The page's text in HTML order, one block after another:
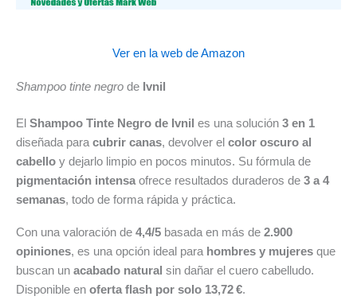
Ver en la web de Amazon
Shampoo tinte negro de Ivnil
El Shampoo Tinte Negro de Ivnil es una solución 3 en 1
diseñada para cubrir canas, devolver el color oscuro al
cabello y dejarlo limpio en pocos minutos. Su fórmula de
pigmentación intensa ofrece resultados duraderos de 3 a 4
semanas, todo de forma rápida y práctica.
Con una valoración de 4,4/5 basada en más de 2.900
opiniones, es una opción ideal para hombres y mujeres que
buscan un acabado natural sin dañar el cuero cabelludo.
Disponible en oferta flash por solo 13,72 €.